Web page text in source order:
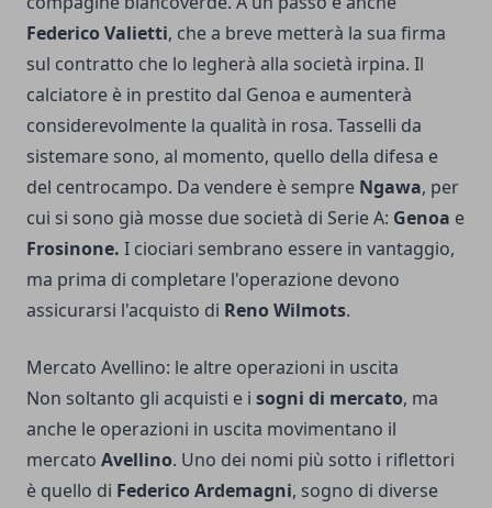
Federico Valietti, che a breve metterà la sua firma
sul contratto che lo legherà alla società irpina. Il
calciatore è in prestito dal Genoa e aumenterà
considerevolmente la qualità in rosa. Tasselli da
sistemare sono, al momento, quello della difesa e
del centrocampo. Da vendere è sempre Ngawa, per
cui si sono già mosse due società di Serie A: Genoa e
Frosinone. I ciociari sembrano essere in vantaggio,
ma prima di completare l'operazione devono
assicurarsi l'acquisto di Reno Wilmots.
Mercato Avellino: le altre operazioni in uscita
Non soltanto gli acquisti e i sogni di mercato, ma
anche le operazioni in uscita movimentano il
mercato Avellino. Uno dei nomi più sotto i riflettori
è quello di Federico Ardemagni, sogno di diverse